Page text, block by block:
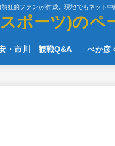
狂的ファン)が作成。現地でもネット
ポーツ)のペ
・市川 観戦Q&A べか彦